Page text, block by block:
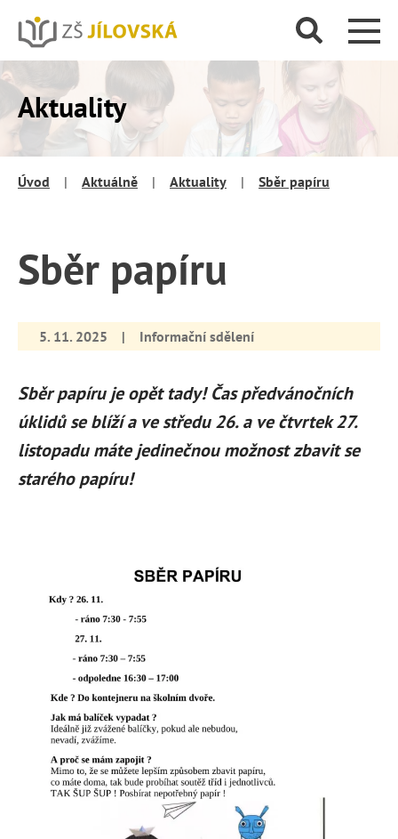
Aktuality
Úvod | Aktuálně | Aktuality | Sběr papíru
Sběr papíru
5. 11. 2025 | Informační sdělení
Sběr papíru je opět tady! Čas předvánočních
úklidů se blíží a ve středu 26. a ve čtvrtek 27.
listopadu máte jedinečnou možnost zbavit se
starého papíru!